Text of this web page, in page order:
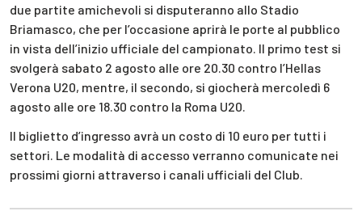
due partite amichevoli si disputeranno allo Stadio
Briamasco, che per l’occasione aprirà le porte al pubblico
in vista dell’inizio ufficiale del campionato. Il primo test si
svolgerà sabato 2 agosto alle ore 20.30 contro l’Hellas
Verona U20, mentre, il secondo, si giocherà mercoledì 6
agosto alle ore 18.30 contro la Roma U20.
Il biglietto d’ingresso avrà un costo di 10 euro per tutti i
settori. Le modalità di accesso verranno comunicate nei
prossimi giorni attraverso i canali ufficiali del Club.